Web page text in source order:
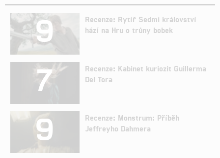
9
Recenze: Rytíř Sedmi království
hází na Hru o trůny bobek
7
Recenze: Kabinet kuriozit Guillerma
Del Tora
9
Recenze: Monstrum: Příběh
Jeffreyho Dahmera